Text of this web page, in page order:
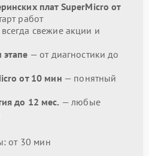
плат SuperMicro от
работ
свежие акции и
— от диагностики до
от 10 мин — понятный
до 12 мес. — любые
от 30 мин